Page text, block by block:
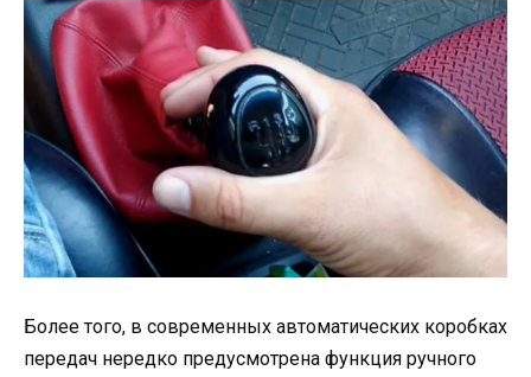
Более того, в современных автоматических коробках
передач нередко предусмотрена функция ручного